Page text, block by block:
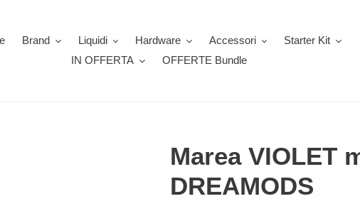
Brand Liquidi Hardware Accessori
Starter Kit
IN OFFERTA
OFFERTE Bundle
Marea VIOLET
DREAMODS